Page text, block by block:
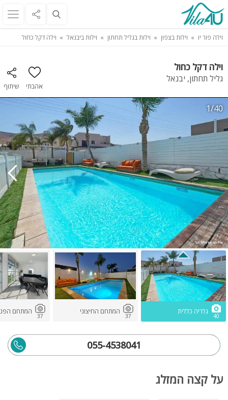
וילה פור יו וילות בצפון וילות בגליל תחתון וילות ביבנאל וילה דקל כחול
וילה דקל כחול
גליל תחתון, יבנאל
אהבתי שיתוף
1/40
40
גלריה כללית
37
המתחם החיצוני
37
המתחם
055-4538041
על קצה המזלג